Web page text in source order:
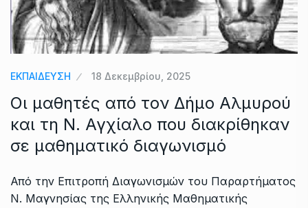
ΕΚΠΑΙΔΕΥΣΗ 18 Δεκεμβρίου, 2025
Οι μαθητές από τον Δήμο Αλμυρού
και τη Ν. Αγχίαλο που διακρίθηκαν
σε μαθηματικό διαγωνισμό
Από την Επιτροπή Διαγωνισμών του Παραρτήματος
Ν. Μαγνησίας της Ελληνικής Μαθηματικής